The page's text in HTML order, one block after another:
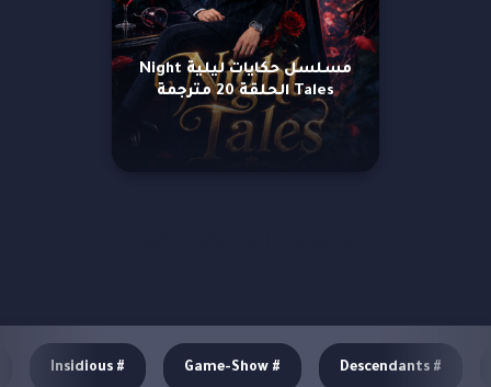
مسلسل حكايات ليلية Night
Tales الحلقة 20 مترجمة
#
Descendants
#
Game-Show
#
Insidious